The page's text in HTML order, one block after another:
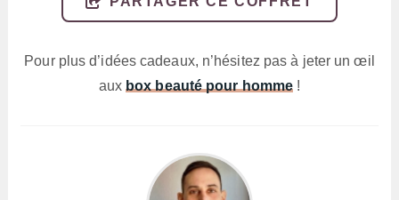
Pour plus d’idées cadeaux, n’hésitez pas à jeter un œil
auxbox beauté pour homme !